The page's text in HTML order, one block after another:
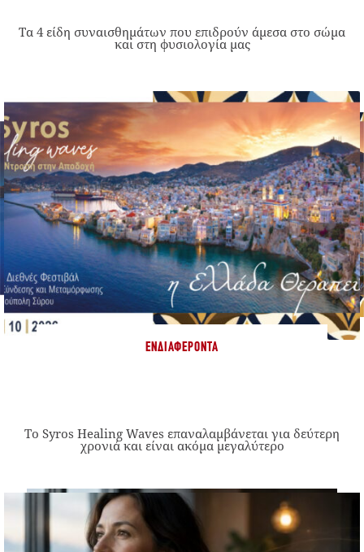
Τα 4 είδη συναισθημάτων που επιδρούν άμεσα στο σώμα
και στη φυσιολογία μας
ΕΝΔΙΑΦΈΡΟΝΤΑ
Το Syros Healing Waves επαναλαμβάνεται για δεύτερη
χρονιά και είναι ακόμα μεγαλύτερο